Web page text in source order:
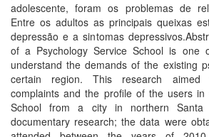
adolescente, foram os problemas de
Entre os adultos as principais queixas
depressão e a sintomas
of a Psychology Service School is one
understand the demands of the existing
certain region. This research aimed
complaints and the profile of the users in
School from a city in northern
documentary research; the data were